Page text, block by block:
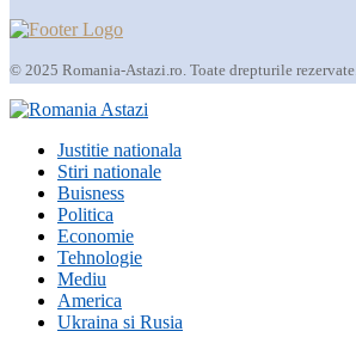
© 2025 Romania-Astazi.ro. Toate drepturile rezervate.
Justitie nationala
Stiri nationale
Buisness
Politica
Economie
Tehnologie
Mediu
America
Ukraina si Rusia